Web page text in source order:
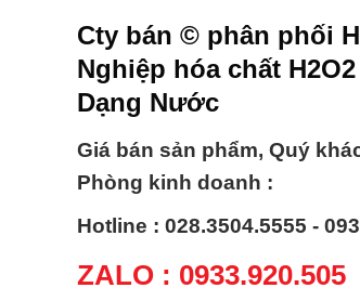
Cty bán © phân phối
Nghiệp hóa chất
Dạng Nước
Giá bán sản phẩm, Quý
Phòng kinh doanh :
Hotline : 028.3504.5555 -
ZALO : 0933.920.505